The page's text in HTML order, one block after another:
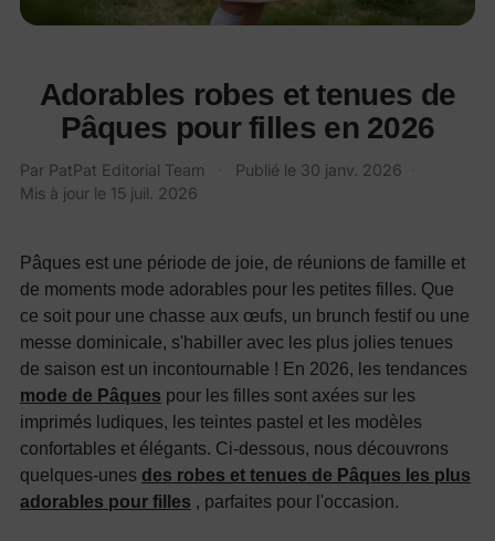
Adorables robes et tenues de
Pâques pour filles en 2026
Par PatPat Editorial Team Publié le 30 janv. 2026
Mis à jour le 15 juil. 2026
Pâques est une période de joie, de réunions de famille et
de moments mode adorables pour les petites filles. Que
ce soit pour une chasse aux œufs, un brunch festif ou une
messe dominicale, s'habiller avec les plus jolies tenues
de saison est un incontournable ! En 2026, les tendances
mode de Pâques pour les filles sont axées sur les
imprimés ludiques, les teintes pastel et les modèles
confortables et élégants. Ci-dessous, nous découvrons
quelques-unes des robes et tenues de Pâques les plus
adorables pour filles , parfaites pour l'occasion.